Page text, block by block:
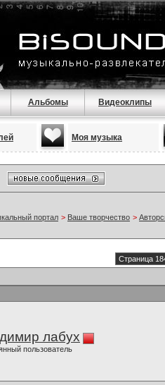
Альбомы Видеоклипы
Моя музыка
портал > Ваше творчество >
Страница
лабух
пользователь